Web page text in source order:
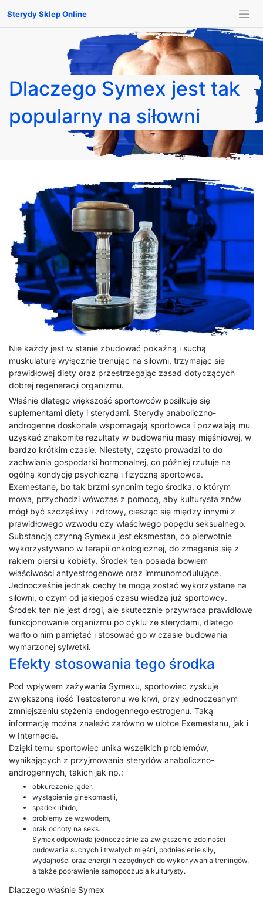
Sterydy Sklep Online
Dlaczego Symex jest tak
popularny na siłowni
Nie każdy jest w stanie zbudować pokaźną i suchą
muskulaturę wyłącznie trenując na siłowni, trzymając się
prawidłowej diety oraz przestrzegając zasad dotyczących
dobrej regeneracji organizmu.
Właśnie dlatego większość sportowców posiłkuje się
suplementami diety i sterydami. Sterydy anaboliczno-
androgenne doskonale wspomagają sportowca i pozwalają mu
uzyskać znakomite rezultaty w budowaniu masy mięśniowej, w
bardzo krótkim czasie. Niestety, często prowadzi to do
zachwiania gospodarki hormonalnej, co później rzutuje na
ogólną kondycję psychiczną i fizyczną sportowca.
Exemestane, bo tak brzmi synonim tego środka, o którym
mowa, przychodzi wówczas z pomocą, aby kulturysta znów
mógł być szczęśliwy i zdrowy, ciesząc się między innymi z
prawidłowego wzwodu czy właściwego popędu seksualnego.
Substancją czynną Symexu jest eksmestan, co pierwotnie
wykorzystywano w terapii onkologicznej, do zmagania się z
rakiem piersi u kobiety. Środek ten posiada bowiem
właściwości antyestrogenowe oraz immunomodulujące.
Jednocześnie jednak cechy te mogą zostać wykorzystane na
siłowni, o czym od jakiegoś czasu wiedzą już sportowcy.
Środek ten nie jest drogi, ale skutecznie przywraca prawidłowe
funkcjonowanie organizmu po cyklu ze sterydami, dlatego
warto o nim pamiętać i stosować go w czasie budowania
wymarzonej sylwetki.
Efekty stosowania tego środka
Pod wpływem zażywania Symexu, sportowiec zyskuje
zwiększoną ilość Testosteronu we krwi, przy jednoczesnym
zmniejszeniu stężenia endogennego estrogenu. Taką
informację można znaleźć zarówno w ulotce Exemestanu, jak i
w Internecie.
Dzięki temu sportowiec unika wszelkich problemów,
wynikających z przyjmowania sterydów anaboliczno-
androgennych, takich jak np.:
obkurczenie jąder,
wystąpienie ginekomastii,
spadek libido,
problemy ze wzwodem,
brak ochoty na seks.
Symex odpowiada jednocześnie za zwiększenie zdolności
budowania suchych i trwałych mięśni, podniesienie siły,
wydajności oraz energii niezbędnych do wykonywania treningów,
a także poprawienie samopoczucia kulturysty.
Dlaczego właśnie Symex